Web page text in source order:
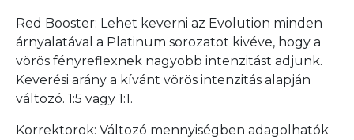
Red Booster: Lehet keverni az Evolution minden
árnyalatával a Platinum sorozatot kivéve, hogy a
vörös fényreflexnek nagyobb intenzitást adjunk.
Keverési arány a kívánt vörös intenzitás alapján
változó. 1:5 vagy 1:1.
Korrektorok: Változó mennyiségben adagolhatók